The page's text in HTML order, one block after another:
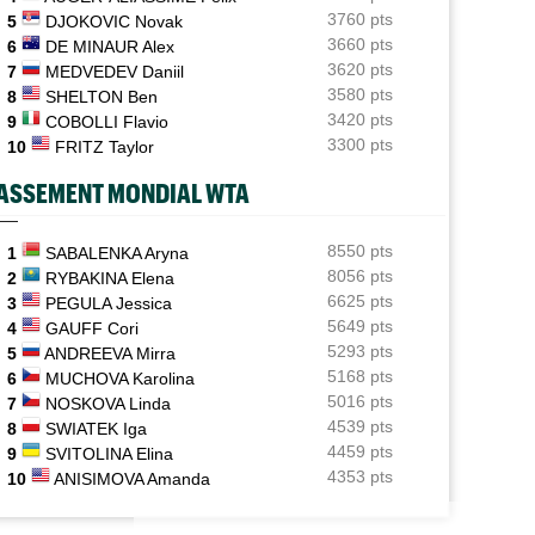
Aryna Sabalenka taquine ses rivales : "Pourquoi me
battre si..."
13:58
ATP - Montréal
Fonseca et Jodar imitent Shapovalov et Tsitsipas, huit
ans après
Sept victoires de rang et... un dinosaure : l'Eala-mania
continue
12:43
WTA - Toronto
Ex numéro 1 junior, Korneeva renaît après quinze mois
galères...
12:18
ATP - Toronto
Ben Shelton efface enfin une anomalie étonnante en
Masters 1000
5
DJOKOVIC Novak
3760 pts
6
DE MINAUR Alex
3660 pts
7
MEDVEDEV Daniil
3620 pts
8
SHELTON Ben
3580 pts
9
COBOLLI Flavio
3420 pts
10
FRITZ Taylor 3300 pts
MONDIAL WTA
1 SABALENKA Aryna
8550 pts
2
RYBAKINA Elena
8056 pts
3
PEGULA Jessica
6625 pts
4
GAUFF Cori
5649 pts
5
ANDREEVA Mirra
5293 pts
6
MUCHOVA Karolina
5168 pts
7
NOSKOVA Linda
5016 pts
8
SWIATEK Iga
4539 pts
9
SVITOLINA Elina
4459 pts
10
ANISIMOVA Amanda 4353 pts